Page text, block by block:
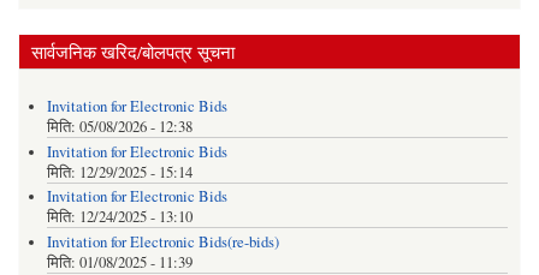
सार्वजनिक खरिद/बोलपत्र सूचना
Invitation for Electronic Bids
मिति: 05/08/2026 - 12:38
Invitation for Electronic Bids
मिति: 12/29/2025 - 15:14
Invitation for Electronic Bids
मिति: 12/24/2025 - 13:10
Invitation for Electronic Bids(re-bids)
मिति: 01/08/2025 - 11:39